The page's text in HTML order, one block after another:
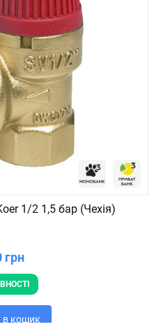
1/2 1,5 бар (Чехія)
грн
в кошик